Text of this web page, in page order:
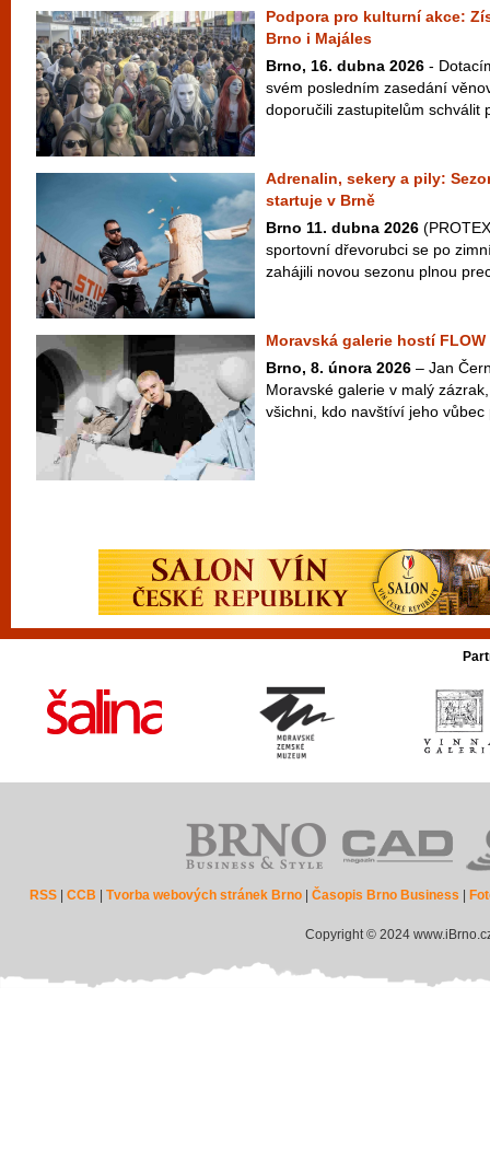
Podpora pro kulturní akce:
Brno i Majáles
Brno, 16. dubna 2026 -
svém posledním zasedání
doporučili zastupitelům schválit
Adrenalin, sekery a pily:
startuje v Brně
Brno 11. dubna 2026
sportovní dřevorubci se po
zahájili novou sezonu plnou
Moravská galerie hostí FLOW
Brno, 8. února 2026 – Jan
Moravské galerie v malý
všichni, kdo navštíví jeho vůbec
RSS |CCB |Tvorba webových stránek Brno |Časopis Brno Business
Copyright © 2024